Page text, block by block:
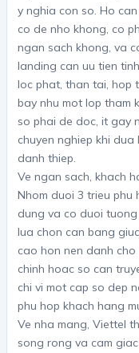
y nghia con so. Ho
co de nho khong, co
ngan sach khong, va
landing can uu tien
loc phat, than tai, hop
bay nhu mot lop tham
so phai de doc, it gay
chuyen nghiep khi
danh thiep.
Ve ngan sach, khach
Nhom duoi 3 trieu phu
dung va co duoi
lua chon can bang
cao hon nen danh cho
chinh hoac so can
chi vi mot cap so dep
phu hop khach hang
Ve nha mang, Viettel
song rong va cam